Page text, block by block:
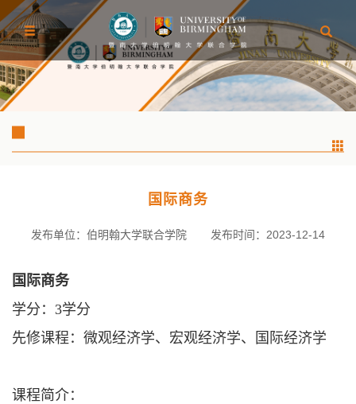
国际商务
发布单位：伯明翰大学联合学院 发布时间：2023-12-14
国际商务
学分： 3学分
先修课程：微观经济学、宏观经济学、国际经济学
课程简介：